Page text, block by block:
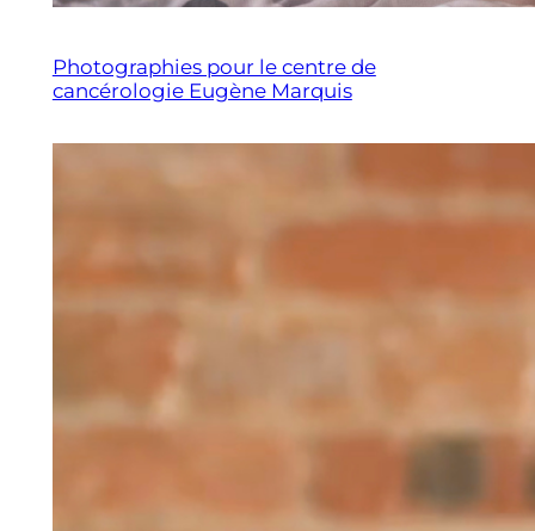
Photographies pour le centre de
cancérologie Eugène Marquis